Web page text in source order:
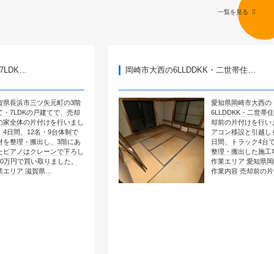
一覧を見る
元町の3階
てで、売却
を行いまし
9台体制で
、3階にあ
ンで下ろし
ました。
…
岡崎市大西の6LLDDKK・二世帯住…
愛知県岡崎市大西の
6LLDDKK・二世帯住宅で、売
却前の片付けを行いました。エ
アコン移設と引越しを含めて4
日間、トラック4台で全部屋を
整理・搬出した施工事例です。
作業エリア 愛知県岡崎市大西
作業内容 売却前の片付け …